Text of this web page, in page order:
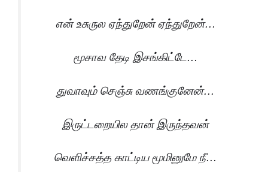
என் உசுருல ஏந்துறேன் ஏந்துறேன்…
மூசாவ தேடி இசங்கிட்டே…
துவாவும் செஞ்சு வணங்குனேன்…
இருட்டறையில தான் இருந்தவன்
வெளிச்சத்த காட்டிய மூமினுமே நீ…